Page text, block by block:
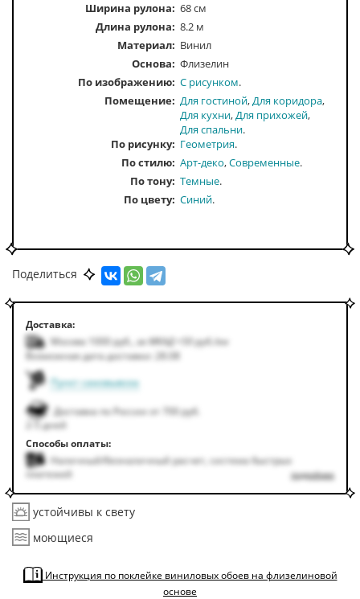
Ширина рулона: 68 см
Длина рулона: 8.2 м
Материал: Винил
Основа: Флизелин
По изображению С рисунком
Помещение Для гостиной Для коридора
Для кухни Для прихожей
Для спальни
По рисунку
Геометрия
По стилю Арт-деко Современные
По тону Темные
По цвету Синий
Поделиться
Доставка:
Москва 1000руб. за МКАД +50руб. /км
Возможная дата доставки: 28.08
Пункт самовывоза
Доставка по России от 700 руб.
2-5 дней
Способы оплаты:
Наличный/безналичный расчет, система быстрых
платежей
подробнее
устойчивы к свету
моющиеся
Инструкция по поклейке виниловых обоев на флизелиновой
основе